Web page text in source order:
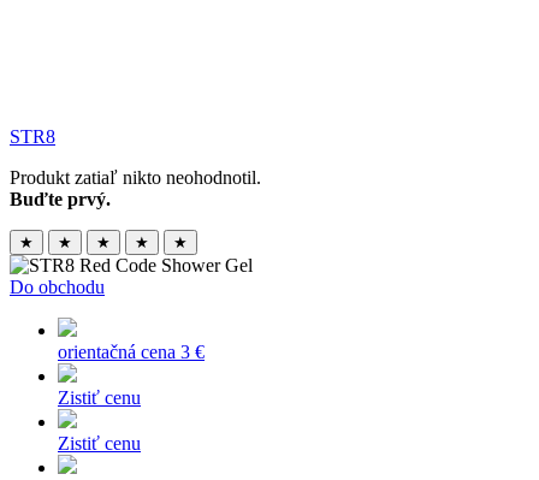
STR8
Produkt zatiaľ nikto neohodnotil.
Buďte prvý.
★ ★ ★ ★ ★
Do obchodu
orientačná cena 3 €
Zistiť cenu
Zistiť cenu